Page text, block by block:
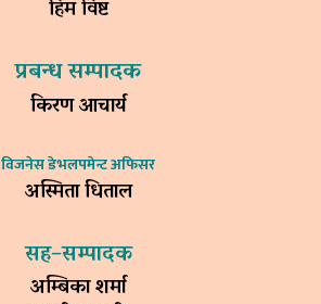
हिम विष्ट
प्रबन्ध सम्पादक
किरण आचार्य
विजनेस डेभलपमेन्ट अफिसर
अस्मिता धिताल
सह–सम्पादक
अम्बिका शर्मा